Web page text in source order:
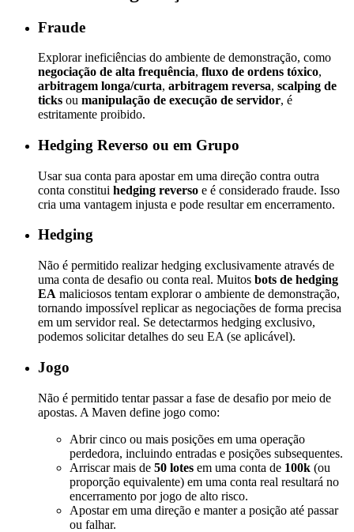
Fraude
Explorar ineficiências do ambiente de demonstração, como
negociação de alta frequência, fluxo de ordens tóxico,
arbitragem longa/curta, arbitragem reversa, scalping de
ticks ou manipulação de execução de servidor, é
estritamente proibido.
Hedging Reverso ou em Grupo
Usar sua conta para apostar em uma direção contra outra
conta constitui hedging reverso e é considerado fraude. Isso
cria uma vantagem injusta e pode resultar em encerramento.
Hedging
Não é permitido realizar hedging exclusivamente através de
uma conta de desafio ou conta real. Muitos bots de hedging
EA maliciosos tentam explorar o ambiente de demonstração,
tornando impossível replicar as negociações de forma precisa
em um servidor real. Se detectarmos hedging exclusivo,
podemos solicitar detalhes do seu EA (se aplicável).
Jogo
Não é permitido tentar passar a fase de desafio por meio de
apostas. A Maven define jogo como:
Abrir cinco ou mais posições em uma operação
perdedora, incluindo entradas e posições subsequentes.
Arriscar mais de 50 lotes em uma conta de 100k (ou
proporção equivalente) em uma conta real resultará no
encerramento por jogo de alto risco.
Apostar em uma direção e manter a posição até passar
ou falhar.